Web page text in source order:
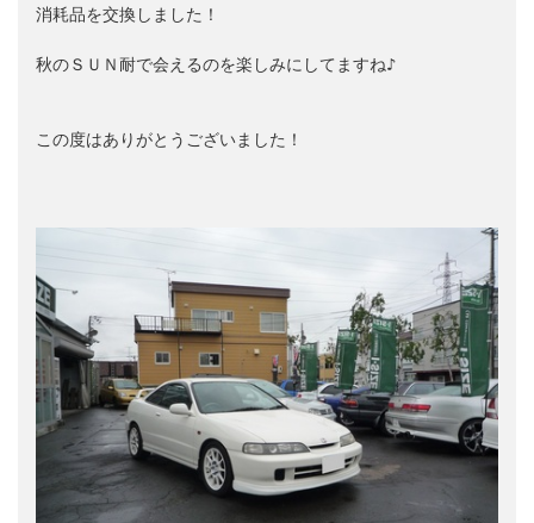
消耗品を交換しました！
秋のＳＵＮ耐で会えるのを楽しみにしてますね♪
この度はありがとうございました！